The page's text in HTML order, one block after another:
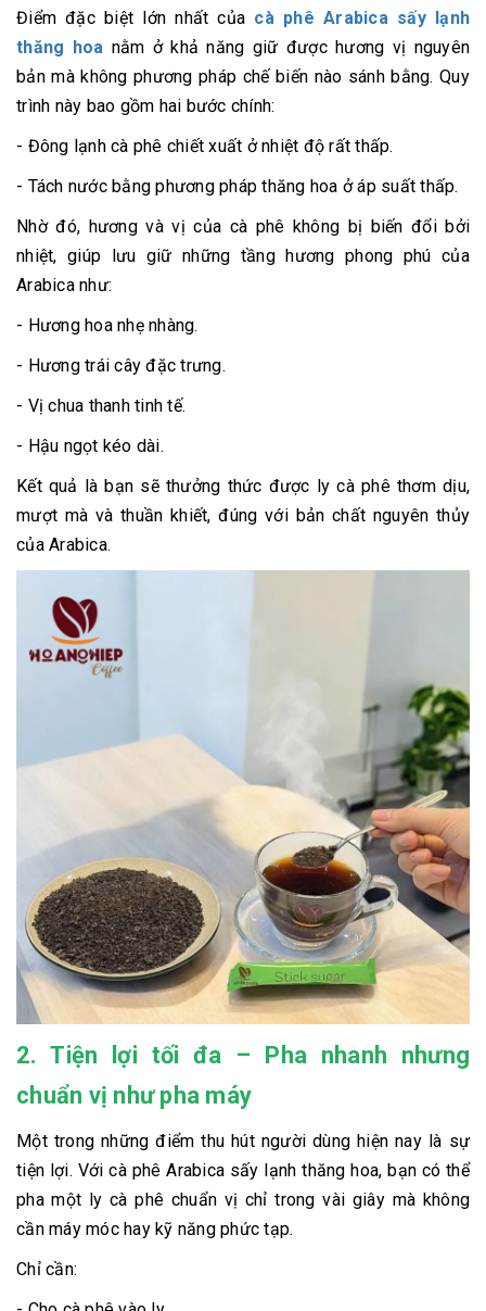
Điểm đặc biệt lớn nhất của cà phê Arabica sấy lạnh
thăng hoa nằm ở khả năng giữ được hương vị nguyên
bản mà không phương pháp chế biến nào sánh bằng. Quy
trình này bao gồm hai bước chính:
- Đông lạnh cà phê chiết xuất ở nhiệt độ rất thấp.
- Tách nước bằng phương pháp thăng hoa ở áp suất thấp.
Nhờ đó, hương và vị của cà phê không bị biến đổi bởi
nhiệt, giúp lưu giữ những tầng hương phong phú của
Arabica như:
- Hương hoa nhẹ nhàng.
- Hương trái cây đặc trưng.
- Vị chua thanh tinh tế.
- Hậu ngọt kéo dài.
Kết quả là bạn sẽ thưởng thức được ly cà phê thơm dịu,
mượt mà và thuần khiết, đúng với bản chất nguyên thủy
của Arabica.
2. Tiện lợi tối đa – Pha nhanh nhưng
chuẩn vị như pha máy
Một trong những điểm thu hút người dùng hiện nay là sự
tiện lợi. Với cà phê Arabica sấy lạnh thăng hoa, bạn có thể
pha một ly cà phê chuẩn vị chỉ trong vài giây mà không
cần máy móc hay kỹ năng phức tạp.
Chỉ cần: